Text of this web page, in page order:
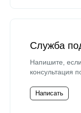
Служба
Напишите,
консультация
Написать